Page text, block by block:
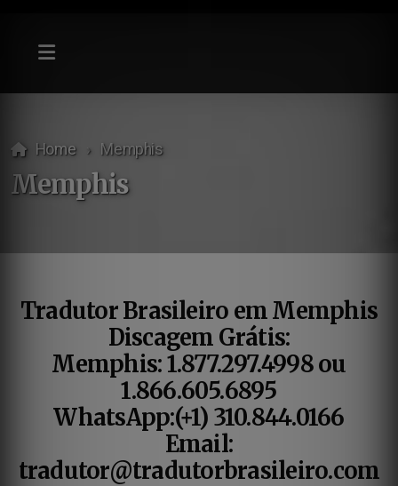
Home Memphis
Memphis
Tradutor Brasileiro em Memphis
Discagem Grátis:
Memphis:1.877.297.4998 ou
1.866.605.6895
WhatsApp:(+1) 310.844.0166
Email:
tradutor@tradutorbrasileiro.com